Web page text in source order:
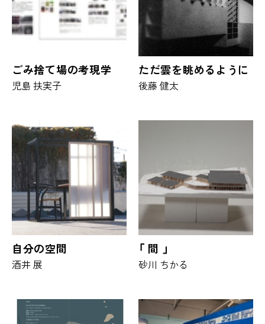
ごみ捨て場の考現学
児島 扶実子
ただ雲を眺めるように
後藤 健太
自分の空間
酒井 展
「 間 」
砂川 ちかる